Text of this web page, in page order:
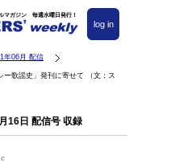
マガジン 毎週水曜日発行！
log in
年06月 配信
歌謡史」発刊に寄せて （文：ス
16日 配信号 収録